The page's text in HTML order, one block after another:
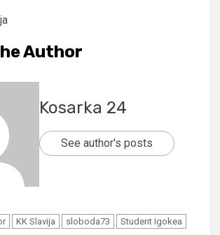
Author
Kosarka 24
See author's posts
KK Slavija sloboda73 Student Igokea